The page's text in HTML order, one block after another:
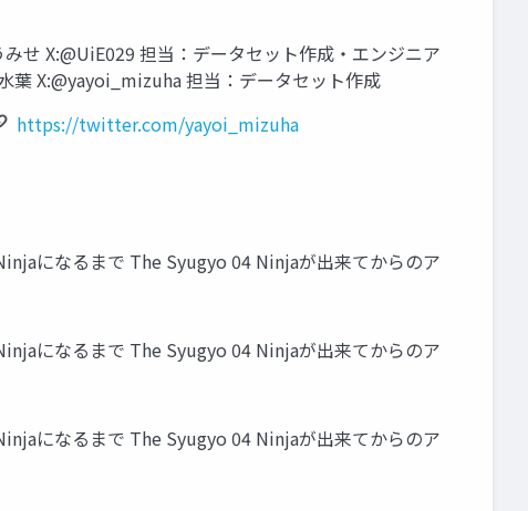
せ X:@UiE029 担当：データセット作成・エンジニア
葉 X:@yayoi_mizuha 担当：データセット作成
https://twitter.com/yayoi_mizuha
になるまで The Syugyo 04 Ninjaが出来てからのア
になるまで The Syugyo 04 Ninjaが出来てからのア
になるまで The Syugyo 04 Ninjaが出来てからのア